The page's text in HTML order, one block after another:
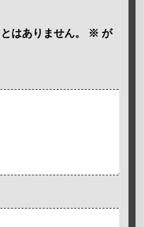
はありません。 ※ が